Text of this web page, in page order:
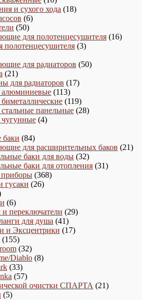
товаров
и сухого хода 1818
66
5050
товаров
для полотенцесушителя 1616
полотенцесушителя 33
для радиаторов 5050
2121
товар
для радиаторов 1717
алюминиевые 113113
товаров
119119
товаров
панельные 2828
44
баки 8484
товара
для расширительных баков 2121
баки для воды 3232
товара
баки для отопления 3131
приборы 368368
гусаки 2626
66
товаров
переключатели 2929
для душа 4141
товар
и Эксцентрики 1717
155155
товаров
3232
товара
Diablo 88
3333
товара
5757
товаров
очистки СПАРТА 2121
55